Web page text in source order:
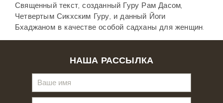
Священный текст, созданный Гуру Рам Дасом,
Четвертым Сикхским Гуру, и данный Йоги
Бхаджаном в качестве особой садханы для женщин.
НАША РАССЫЛКА